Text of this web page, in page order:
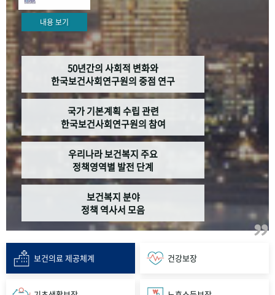
내용 보기
50년간의 사회적 변화와
한국보건사회연구원의 중점 연구
국가 기본계획 수립 관련
한국보건사회연구원의 참여
우리나라 보건복지 주요
정책영역별 발전 단계
보건복지 분야
정책 역사서 모음
보건의료 제공체계 건강보장